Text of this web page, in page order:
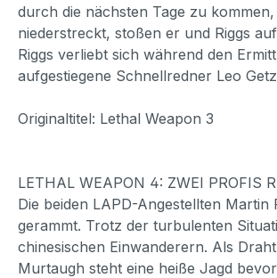
durch die nächsten Tage zu
niederstreckt, stoßen er und Riggs
Riggs verliebt sich während den
aufgestiegene Schnellredner Leo
Originaltitel: Lethal Weapon 3
LETHAL WEAPON 4: ZWEI PROFIS
Die beiden LAPD-Angestellten
gerammt. Trotz der turbulenten
chinesischen Einwanderern. Als
Murtaugh steht eine heiße Jagd